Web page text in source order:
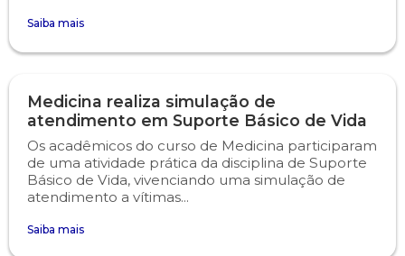
Saiba mais
Medicina realiza simulação de
atendimento em Suporte Básico de Vida
Os acadêmicos do curso de Medicina participaram
de uma atividade prática da disciplina de Suporte
Básico de Vida, vivenciando uma simulação de
atendimento a vítimas...
Saiba mais